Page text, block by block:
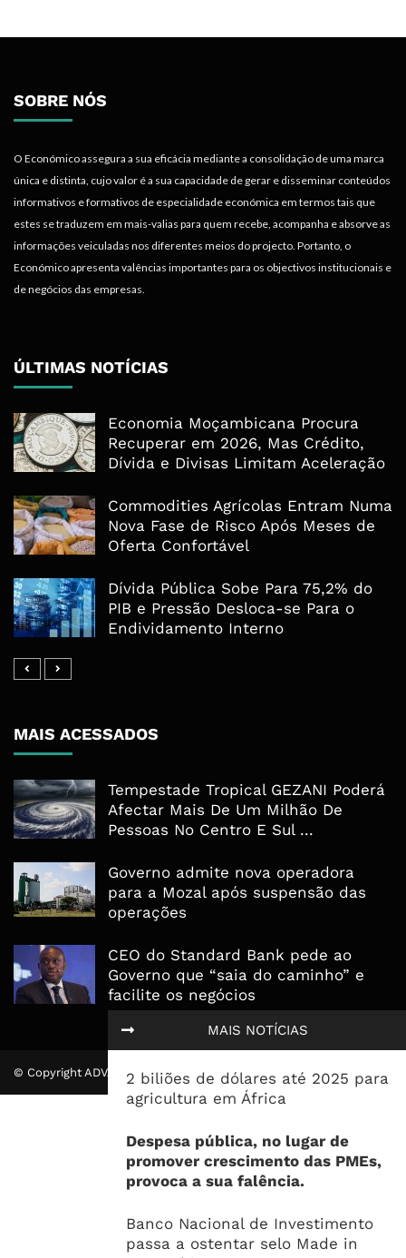
MAIS NOTÍCIAS
2 biliões de dólares até 2025 para
agricultura em África
Despesa pública, no lugar de
promover crescimento das PMEs,
provoca a sua falência.
Banco Nacional de Investimento
passa a ostentar selo Made in
SOBRE NÓS
O Económico assegura a sua eficácia mediante a consolidação de uma marca
única e distinta, cujo valor é a sua capacidade de gerar e disseminar conteúdos
informativos e formativos de especialidade económica em termos tais que
estes se traduzem em mais-valias para quem recebe, acompanha e absorve as
informações veiculadas nos diferentes meios do projecto. Portanto, o
Económico apresenta valências importantes para os objectivos institucionais e
de negócios das empresas.
ÚLTIMAS NOTÍCIAS
Economia Moçambicana Procura
Recuperar em 2026, Mas Crédito,
Dívida e Divisas Limitam Aceleração
Commodities Agrícolas Entram Numa
Nova Fase de Risco Após Meses de
Oferta Confortável
Dívida Pública Sobe Para 75,2% do
PIB e Pressão Desloca-se Para o
Endividamento Interno
MAIS ACESSADOS
Tempestade Tropical GEZANI Poderá
Afectar Mais De Um Milhão De
Pessoas No Centro E Sul ...
Governo admite nova operadora
para a Mozal após suspensão das
operações
CEO do Standard Bank pede ao
Governo que “saia do caminho” e
facilite os negócios
© Copyright ADVALUE. Todos Direitos Reservados.